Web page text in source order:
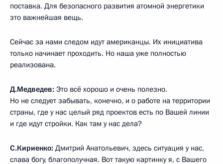
поставка. Для безопасного развития атомной энергетики
это важнейшая вещь.
Сейчас за нами следом идут американцы. Их инициатива
только начинает проходить. Но наша уже полностью
реализована.
Д.Медведев: Это всё хорошо и очень полезно.
Но не следует забывать, конечно, и о работе на территории
страны, где у нас целый ряд проектов есть по Вашей линии
и где идут стройки. Как там у нас дела?
С.Кириенко: Дмитрий Анатольевич, здесь ситуация у нас,
слава богу, благополучная. Вот такую картинку я, с Вашего